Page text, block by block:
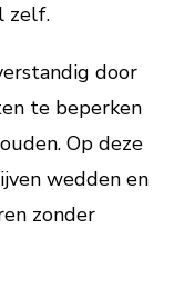
zelf.
door
te beperken
Op deze
wedden en
zonder